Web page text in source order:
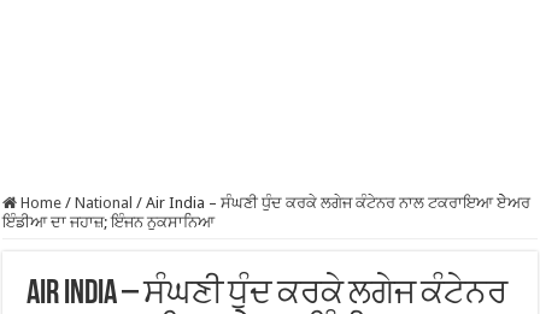
Home / National / Air India – ਸੰਘਣੀ ਧੁੰਦ ਕਰਕੇ ਲਗੇਜ ਕੰਟੇਨਰ ਨਾਲ ਟਕਰਾਇਆ ਏੇਅਰ
ਇੰਡੀਆ ਦਾ ਜਹਾਜ਼; ਇੰਜਨ ਨੁਕਸਾਨਿਆ
Air India – ਸੰਘਣੀ ਧੁੰਦ ਕਰਕੇ ਲਗੇਜ ਕੰਟੇਨਰ